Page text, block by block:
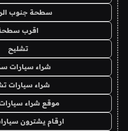
سطحة جنوب
اقرب
تشليح
شراء سيارات
شراء سيارات
موقع شراء
ارقام يشترون